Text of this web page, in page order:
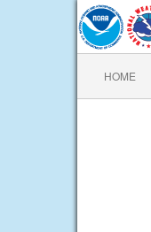
HOME